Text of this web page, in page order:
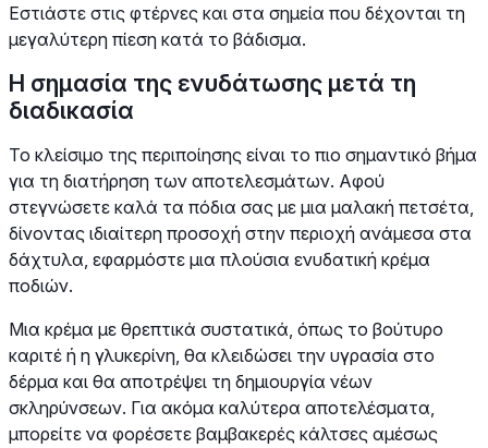
Εστιάστε στις φτέρνες και στα σημεία που δέχονται τη
μεγαλύτερη πίεση κατά το βάδισμα.
Η σημασία της ενυδάτωσης μετά τη
διαδικασία
Το κλείσιμο της περιποίησης είναι το πιο σημαντικό βήμα
για τη διατήρηση των αποτελεσμάτων. Αφού
στεγνώσετε καλά τα πόδια σας με μια μαλακή πετσέτα,
δίνοντας ιδιαίτερη προσοχή στην περιοχή ανάμεσα στα
δάχτυλα, εφαρμόστε μια πλούσια ενυδατική κρέμα
ποδιών.
Μια κρέμα με θρεπτικά συστατικά, όπως το βούτυρο
καριτέ ή η γλυκερίνη, θα κλειδώσει την υγρασία στο
δέρμα και θα αποτρέψει τη δημιουργία νέων
σκληρύνσεων. Για ακόμα καλύτερα αποτελέσματα,
μπορείτε να φορέσετε βαμβακερές κάλτσες αμέσως